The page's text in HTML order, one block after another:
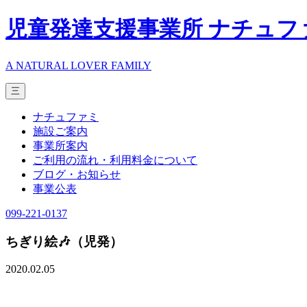
児童発達支援事業所 ナチュフ
A NATURAL LOVER FAMILY
三
ナチュファミ
施設ご案内
事業所案内
ご利用の流れ・利用料金について
ブログ・お知らせ
事業公表
099-221-0137
ちぎり絵🎶（児発）
2020.02.05